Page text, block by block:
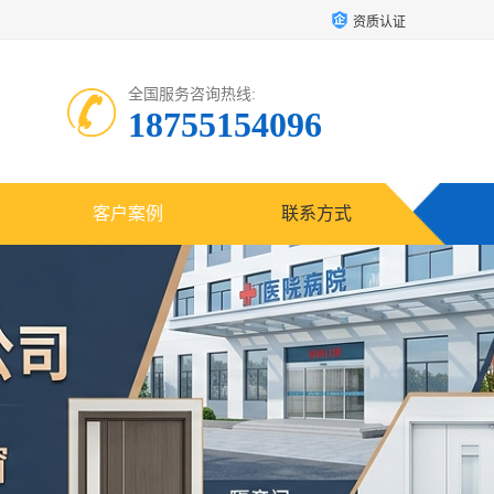
资质认证
全国服务咨询热线:
18755154096
客户案例 联系方式